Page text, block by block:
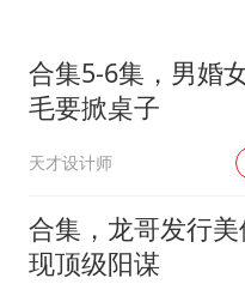
习
合集5-6集，男婚
毛要掀桌子
天才设计师
合集，龙哥发行
现顶级阳谋